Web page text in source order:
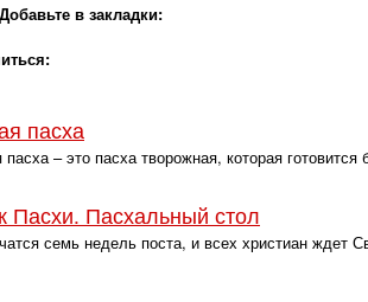
в закладки:
пасха
– это пасха творожная, которая готовится
Пасхи. Пасхальный стол
семь недель поста, и всех христиан ждет